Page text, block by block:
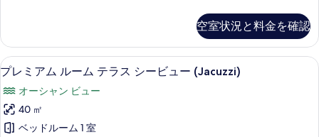
ー
ト
テ
ラ
ス
(Suite
ル
ー
シ
ス
イ
ー
ト
空室状況と料金を確認
プ
レ
ミ
ア
セレクト コンフォート製ベッド、ミ
5
プレミアム ルーム テラス シービュー (Jacuzzi)
オーシャン ビュー
40 ㎡
ベッドルーム 1 室